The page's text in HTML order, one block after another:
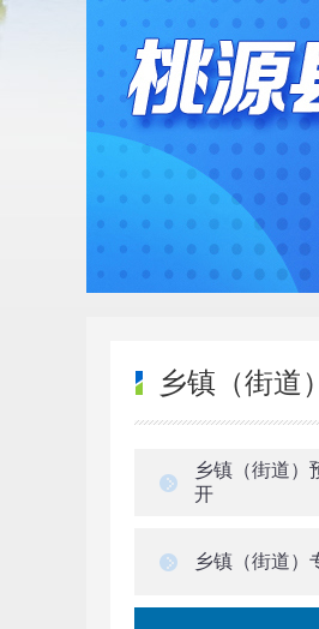
乡镇（街道
信息乡镇（街道）
开
乡镇（街道）